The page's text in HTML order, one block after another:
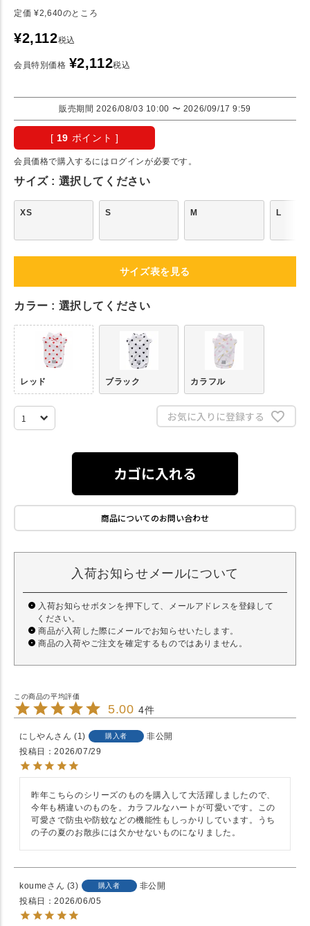
定価 ¥2,640のところ
¥2,112税込
会員特別価格 ¥2,112税込
販売期間 2026/08/03 10:00 〜 2026/09/17 9:59
[ 19 ポイント ]
会員価格で購入するにはログインが必要です。
サイズ 選択してください
XS S M L
サイズ表を見る
カラー 選択してください
レッド ブラック カラフル
お気に入りに登録する
カゴに入れる
商品についてのお問い合わせ
入荷お知らせメールについて
入荷お知らせボタンを押下して、メールアドレスを登録して
ください。
商品が入荷した際にメールでお知らせいたします。
商品の入荷やご注文を確定するものではありません。
5.00 4
にしやん 1 購入者
非公開
投稿日
2026/07/29
昨年こちらのシリーズのものを購入して大活躍しましたので、
今年も柄違いのものを。カラフルなハートが可愛いです。この
可愛さで防虫や防蚊などの機能性もしっかりしています。うち
の子の夏のお散歩には欠かせないものになりました。
koume 3 購入者
非公開
投稿日
2026/06/05